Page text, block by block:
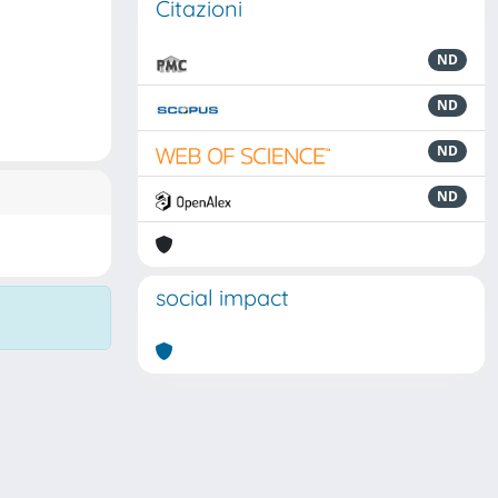
Citazioni
ND
ND
ND
ND
social impact